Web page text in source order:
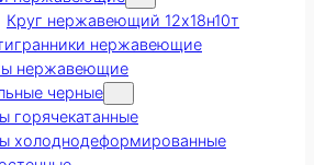
Круг нержавеющий 12х18н10т
нержавеющие
нержавеющие
черные
горячекатанные
холоднодеформированные